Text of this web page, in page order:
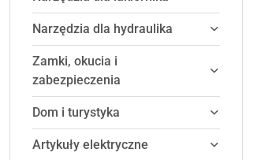
Narzędzia dla hydraulika
Zamki, okucia i
zabezpieczenia
Dom i turystyka
Artykuły elektryczne